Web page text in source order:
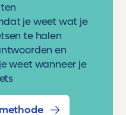
je weet wat je
te halen
en
weet wanneer je